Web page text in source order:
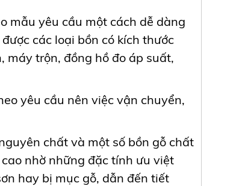
mẫu yêu cầu một cách dễ dàng
các loại bồn có kích thước
máy trộn, đồng hồ đo áp suất,
yêu cầu nên việc vận chuyển,
chất và một số bồn gỗ chất
nhờ những đặc tính ưu việt
hay bị mục gỗ, dẫn đến tiết